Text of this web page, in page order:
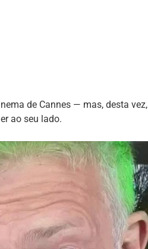
de Cannes — mas, desta vez,
ao seu lado.